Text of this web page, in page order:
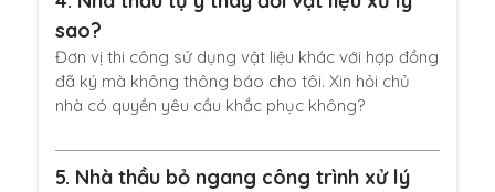
sao?
Đơn vị thi công sử dụng vật liệu khác với hợp đồng
đã ký mà không thông báo cho tôi. Xin hỏi chủ
nhà có quyền yêu cầu khắc phục không?
5. Nhà thầu bỏ ngang công trình xử lý